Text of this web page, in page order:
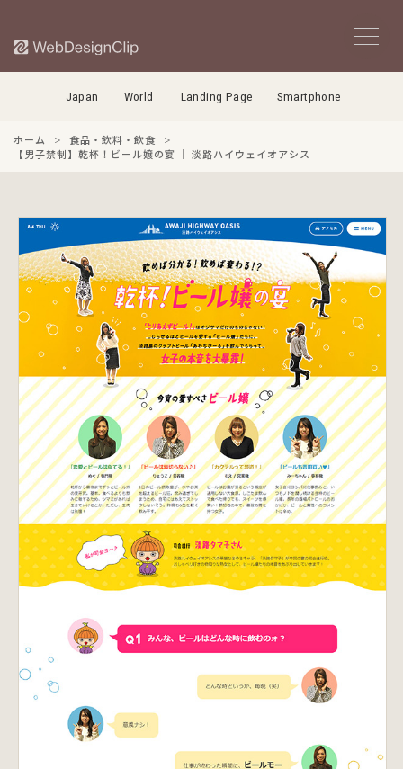
Japan World Landing Page Smartphone
ホーム
食品・飲料・飲食
【男子禁制】乾杯！ビール嬢の宴 ｜ 淡路ハイウェイオアシス